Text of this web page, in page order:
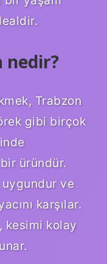
nedir?
Trabzon
gibi birçok
üründür.
uygundur ve
karşılar.
kesimi kolay